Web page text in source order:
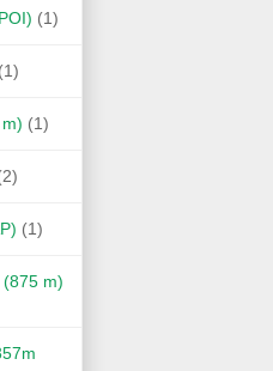
(1)
(1)
(1)
(1)
m)